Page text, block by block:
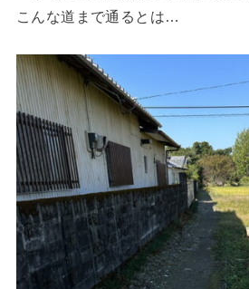
こんな道まで通るとは…